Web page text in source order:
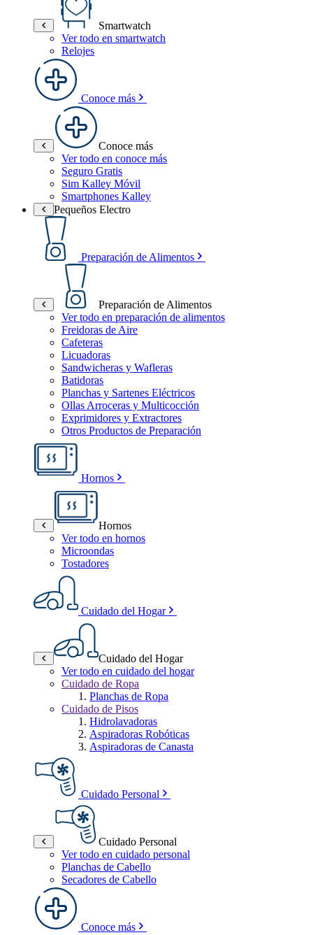
Smartwatch
Ver todo en smartwatch
Relojes
Conoce más
Conoce más
Ver todo en conoce más
Seguro Gratis
Sim Kalley Móvil
Smartphones Kalley
Pequeños Electro
Preparación de Alimentos
Preparación de Alimentos
Ver todo en preparación de alimentos
Freidoras de Aire
Cafeteras
Licuadoras
Sandwicheras y Wafleras
Batidoras
Planchas y Sartenes Eléctricos
Ollas Arroceras y Multicocción
Exprimidores y Extractores
Otros Productos de Preparación
Hornos
Hornos
Ver todo en hornos
Microondas
Tostadores
Cuidado del Hogar
Cuidado del Hogar
Ver todo en cuidado del hogar
Cuidado de Ropa
Planchas de Ropa
Cuidado de Pisos
Hidrolavadoras
Aspiradoras Robóticas
Aspiradoras de Canasta
Cuidado Personal
Cuidado Personal
Ver todo en cuidado personal
Planchas de Cabello
Secadores de Cabello
Conoce más